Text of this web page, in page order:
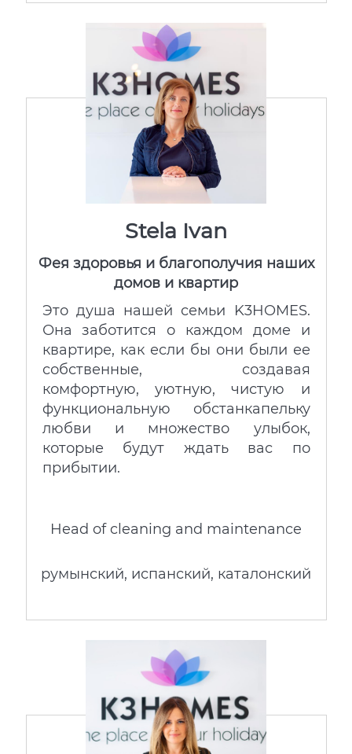
Stela Ivan
Фея здоровья и благополучия наших
домов и квартир
Это душа нашей семьи K3HOMES.
Она заботится о каждом доме и
квартире, как если бы они были ее
собственные, создавая
комфортную, уютную, чистую и
функциональную обстанкапельку
любви и множество улыбок,
которые будут ждать вас по
прибытии.
Head of cleaning and maintenance
румынский, испанский, каталонский